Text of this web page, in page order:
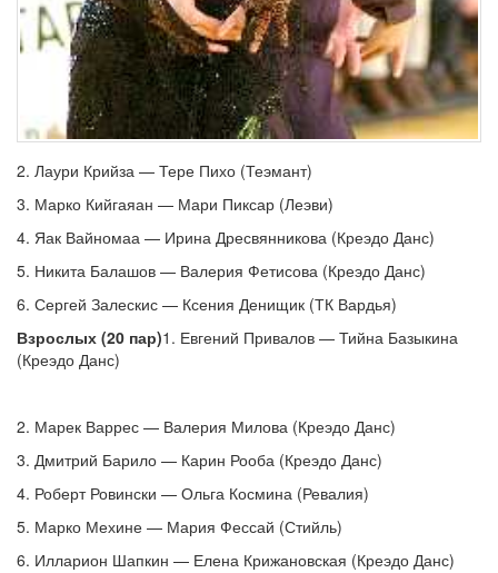
2. Лаури Крийза — Тере Пихо (Теэмант)
3. Марко Кийгаяан — Мари Пиксар (Леэви)
4. Яак Вайномаа — Ирина Дресвянникова (Креэдо Данс)
5. Никита Балашов — Валерия Фетисова (Креэдо Данс)
6. Сергей Залескис — Ксения Денищик (ТК Вардья)
Взрослых (20 пар)1. Евгений Привалов — Тийна Базыкина
(Креэдо Данс)
2. Марек Варрес — Валерия Милова (Креэдо Данс)
3. Дмитрий Барило — Карин Рооба (Креэдо Данс)
4. Роберт Ровински — Ольга Космина (Ревалия)
5. Марко Мехине — Мария Фессай (Стийль)
6. Илларион Шапкин — Елена Крижановская (Креэдо Данс)